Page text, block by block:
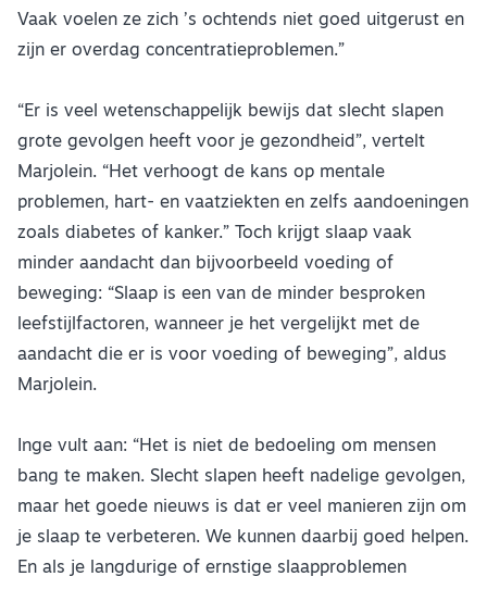
Vaak voelen ze zich ’s ochtends niet goed uitgerust en
zijn er overdag concentratieproblemen.”
“Er is veel wetenschappelijk bewijs dat slecht slapen
grote gevolgen heeft voor je gezondheid”, vertelt
Marjolein. “Het verhoogt de kans op mentale
problemen, hart- en vaatziekten en zelfs aandoeningen
zoals diabetes of kanker.” Toch krijgt slaap vaak
minder aandacht dan bijvoorbeeld voeding of
beweging: “Slaap is een van de minder besproken
leefstijlfactoren, wanneer je het vergelijkt met de
aandacht die er is voor voeding of beweging”, aldus
Marjolein.
Inge vult aan: “Het is niet de bedoeling om mensen
bang te maken. Slecht slapen heeft nadelige gevolgen,
maar het goede nieuws is dat er veel manieren zijn om
je slaap te verbeteren. We kunnen daarbij goed helpen.
En als je langdurige of ernstige slaapproblemen